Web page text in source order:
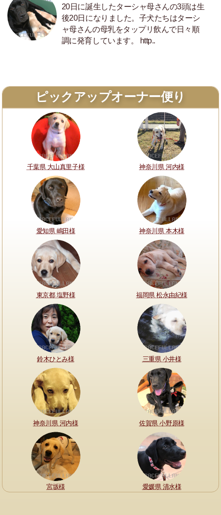
20日に誕生したターシャ母さんの3頭は生
後20日になりました。子犬たちはターシ
ャ母さんの母乳をタップリ飲んで日々順
調に発育しています。 http..
ピックアップオーナー便り
千葉県 大山真里子様 神奈川県 河内様
愛知県 嶋田様 神奈川県 本木様
東京都 塩野様 福岡県 松永由紀様
鈴木ひとみ様 三重県 小井様
神奈川県 河内様 佐賀県 小野原様
宮坂様 愛媛県 清水様